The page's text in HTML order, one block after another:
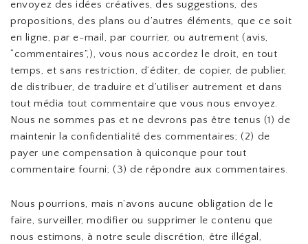
envoyez des idées créatives, des suggestions, des
propositions, des plans ou d’autres éléments, que ce soit
en ligne, par e-mail, par courrier, ou autrement (avis,
“commentaires”,), vous nous accordez le droit, en tout
temps, et sans restriction, d’éditer, de copier, de publier,
de distribuer, de traduire et d’utiliser autrement et dans
tout média tout commentaire que vous nous envoyez.
Nous ne sommes pas et ne devrons pas être tenus (1) de
maintenir la confidentialité des commentaires; (2) de
payer une compensation à quiconque pour tout
commentaire fourni; (3) de répondre aux commentaires.
Nous pourrions, mais n’avons aucune obligation de le
faire, surveiller, modifier ou supprimer le contenu que
nous estimons, à notre seule discrétion, être illégal,